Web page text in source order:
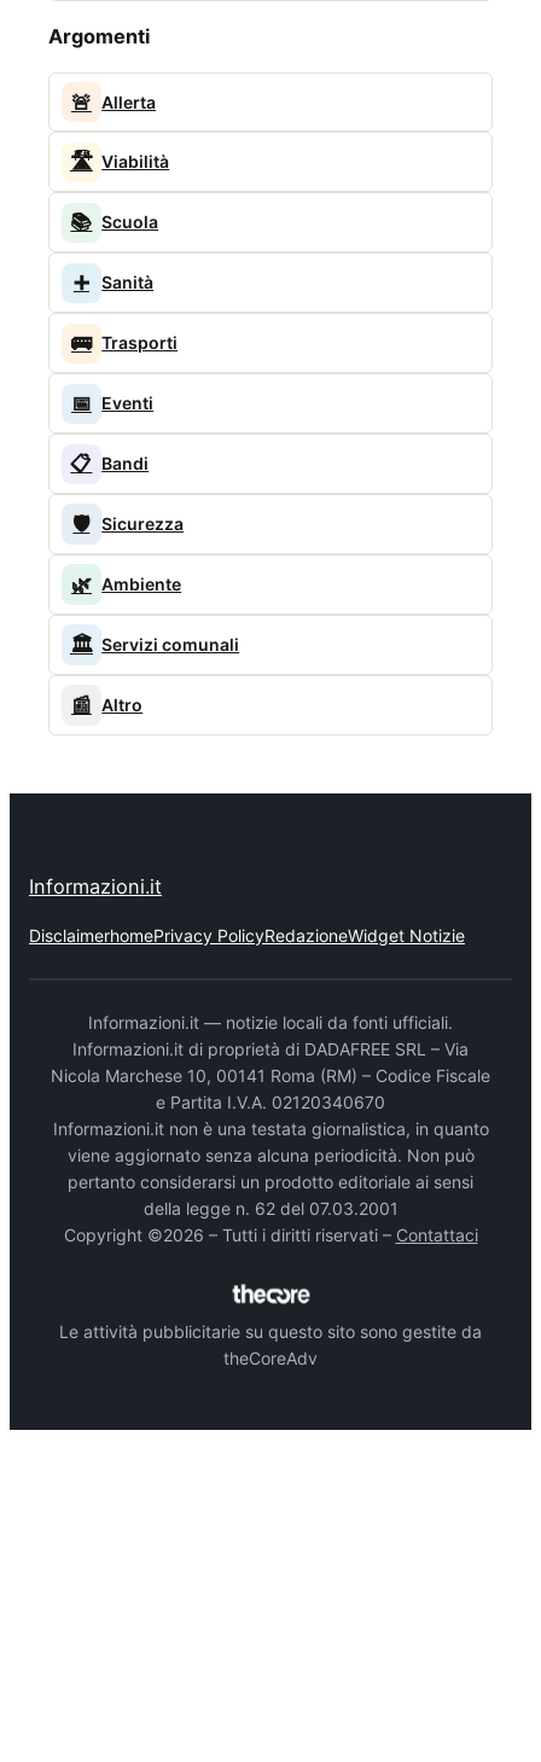
Argomenti
🚨 Allerta
🛣️ Viabilità
📚 Scuola
➕ Sanità
🚌 Trasporti
📅 Eventi
📋 Bandi
🛡️ Sicurezza
🌿 Ambiente
🏛️ Servizi comunali
📰 Altro
Informazioni.it
DisclaimerhomePrivacy PolicyRedazioneWidget Notizie
Informazioni.it — notizie locali da fonti ufficiali.
Informazioni.it di proprietà di DADAFREE SRL – Via
Nicola Marchese 10, 00141 Roma (RM) – Codice Fiscale
e Partita I.V.A. 02120340670
Informazioni.it non è una testata giornalistica, in quanto
viene aggiornato senza alcuna periodicità. Non può
pertanto considerarsi un prodotto editoriale ai sensi
della legge n. 62 del 07.03.2001
Copyright ©2026 – Tutti i diritti riservati – Contattaci
Le attività pubblicitarie su questo sito sono gestite da
theCoreAdv